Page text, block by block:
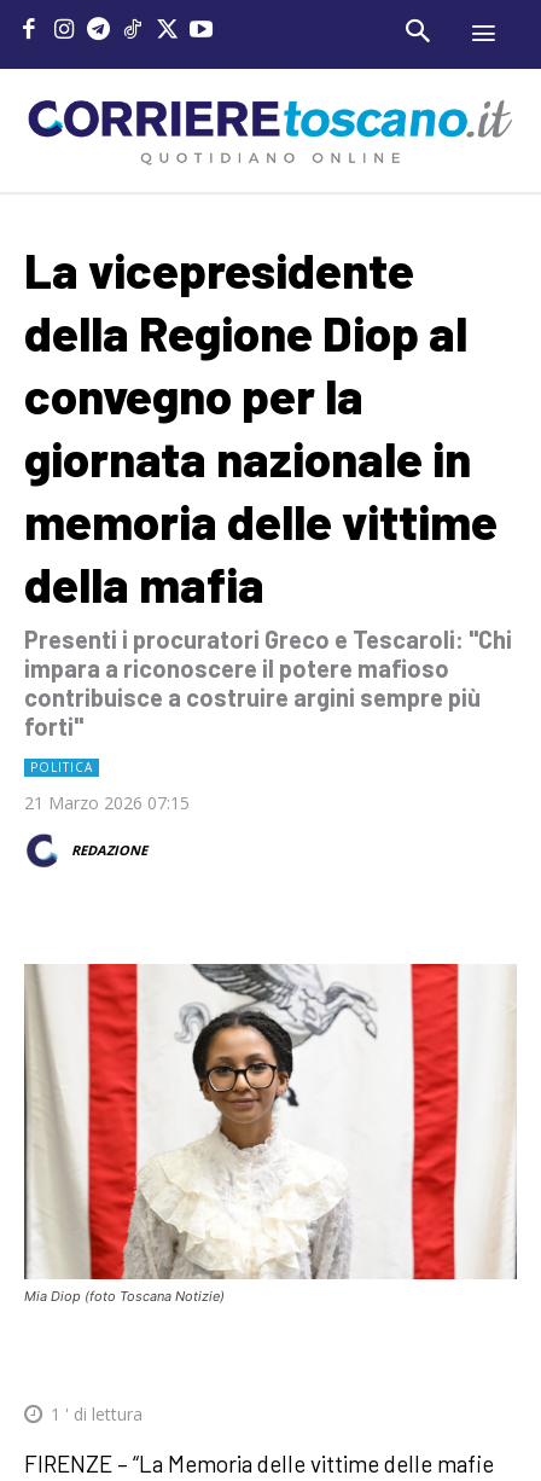
La vicepresidente
della Regione Diop al
convegno per la
giornata nazionale in
memoria delle vittime
della mafia
Presenti i procuratori Greco e Tescaroli: "Chi
impara a riconoscere il potere mafioso
contribuisce a costruire argini sempre più
forti"
POLITICA
21 Marzo 2026 07:15
REDAZIONE
Mia Diop (foto Toscana Notizie)
1 ' di lettura
FIRENZE – “La Memoria delle vittime delle mafie